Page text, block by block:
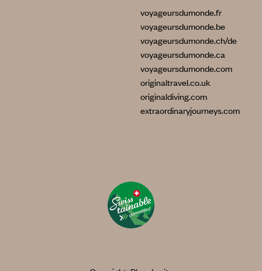
voyageursdumonde.fr
voyageursdumonde.be
voyageursdumonde.ch/de
voyageursdumonde.ca
voyageursdumonde.com
originaltravel.co.uk
originaldiving.com
extraordinaryjourneys.com